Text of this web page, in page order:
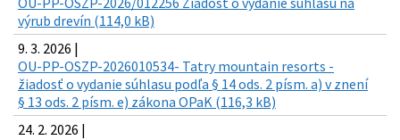
výrub drevín (114,0 kB)
9. 3. 2026 |
OU-PP-OSZP-2026010534- Tatry mountain resorts -
žiadosť o vydanie súhlasu podľa § 14 ods. 2 písm. a) v znení
§ 13 ods. 2 písm. e) zákona OPaK (116,3 kB)
24. 2. 2026 |